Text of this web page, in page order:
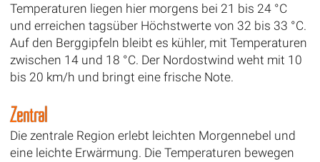
Temperaturen liegen hier morgens bei 21 bis 24 °C
und erreichen tagsüber Höchstwerte von 32 bis 33 °C.
Auf den Berggipfeln bleibt es kühler, mit Temperaturen
zwischen 14 und 18 °C. Der Nordostwind weht mit 10
bis 20 km/h und bringt eine frische Note.
Zentral
Die zentrale Region erlebt leichten Morgennebel und
eine leichte Erwärmung. Die Temperaturen bewegen